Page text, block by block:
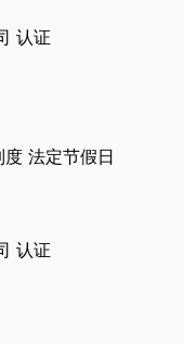
认证
度 法定节假日
认证